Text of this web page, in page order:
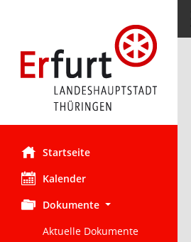
Startseite
Kalender
Dokumente
Aktuelle Dokumente